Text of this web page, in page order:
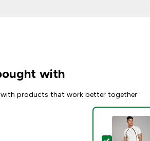
with
products that work better together